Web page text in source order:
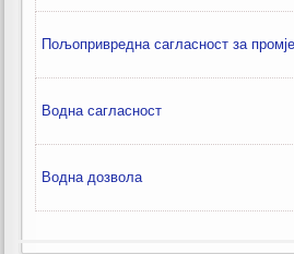
Пољопривредна сагласност за
Водна сагласност
Водна дозвола